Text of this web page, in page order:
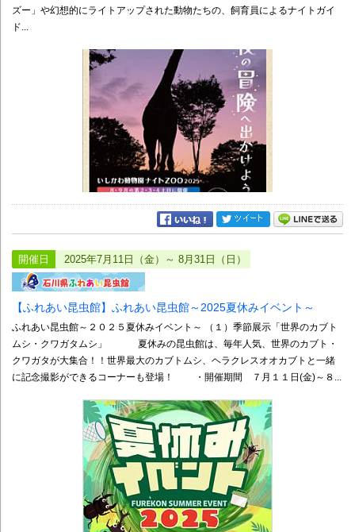
ズー」や幻想的にライトアップされた動物たちの、飼育員によるナイトガイ
ド...
開催日 2025年7月11日（金）～ 8月31日（日）
【ふれあい昆虫館】ふれあい昆虫館～2025夏休みイベント～
ふれあい昆虫館～２０２５夏休みイベント～ （１）季節展示「世界のカブト
ムシ・クワガタムシ」 夏休みの昆虫館は、毎年人気、世界のカブト・
クワガタが大集合！！世界最大のカブトムシ、ヘラクレスオオカブトと一緒
に記念撮影ができるコーナーも登場！ ・開催期間 ７月１１日(金)～８...